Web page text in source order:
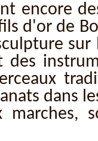
encore
d'or de
des
dans